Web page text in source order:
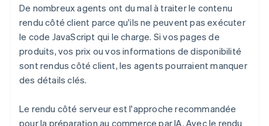
De nombreux agents ont du mal à traiter le contenu
rendu côté client parce qu'ils ne peuvent pas exécuter
le code JavaScript qui le charge. Si vos pages de
produits, vos prix ou vos informations de disponibilité
sont rendus côté client, les agents pourraient manquer
des détails clés.
Le rendu côté serveur est l'approche recommandée
pour la préparation au commerce par IA. Avec le rendu